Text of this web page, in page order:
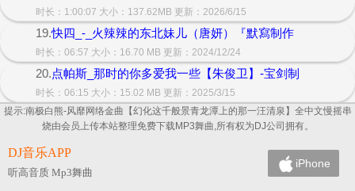
时长：1:00:07 大小：137.62MB 更新：2026/6/15
19.快四_-_火辣辣的东北妹儿（唐妍）『默寫制作
时长：06:57 大小：16.70 MB 更新：2024/12/24
20.点帕斯_那时的你多爱我一些【朱俊卫】-宝剑制
时长：06:15 大小：15.02 MB 更新：2025/3/15
提示:南极白熊-风靡网络金曲【幻化这千般景青龙潭上的那一汪清泉】全中文慢摇串
烧由会员上传本站整理免费下载MP3舞曲,所有权为DJ公司拥有。
DJ音乐APP
听高音质 Mp3舞曲
iPhone